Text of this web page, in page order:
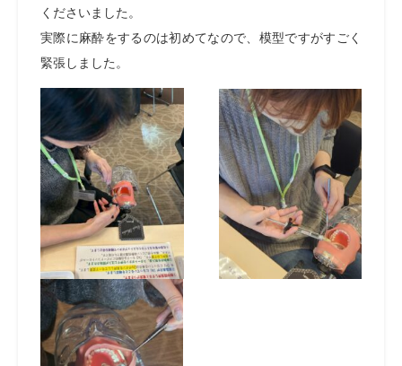
くださいました。
実際に麻酔をするのは初めてなので、模型ですがすごく
緊張しました。